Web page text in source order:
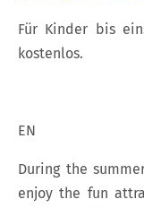
Für Kinder bis
kostenlos.
EN
During the
enjoy the fun